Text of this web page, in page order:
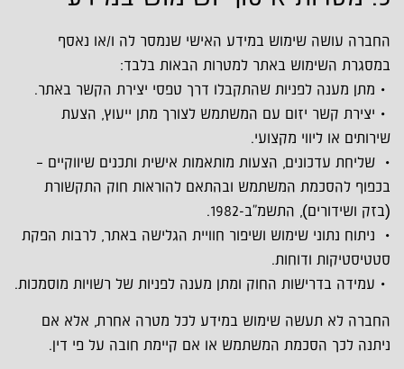
החברה עושה שימוש במידע האישי שנמסר לה ו/או נאסף
במסגרת השימוש באתר למטרות הבאות בלבד:
• מתן מענה לפניות שהתקבלו דרך טפסי יצירת הקשר באתר.
• יצירת קשר יזום עם המשתמש לצורך מתן ייעוץ, הצעת
שירותים או ליווי מקצועי.
• שליחת עדכונים, הצעות מותאמות אישית ותכנים שיווקיים –
בכפוף להסכמת המשתמש ובהתאם להוראות חוק התקשורת
(בזק ושידורים), התשמ"ב-1982.
• ניתוח נתוני שימוש ושיפור חוויית הגלישה באתר, לרבות הפקת
סטטיסטיקות ודוחות.
• עמידה בדרישות החוק ומתן מענה לפניות של רשויות מוסמכות.
החברה לא תעשה שימוש במידע לכל מטרה אחרת, אלא אם
ניתנה לכך הסכמת המשתמש או אם קיימת חובה על פי דין.